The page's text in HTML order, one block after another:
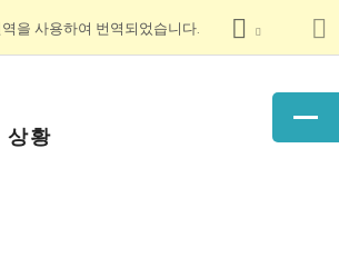
을 사용하여 번역되었습니다.
상황